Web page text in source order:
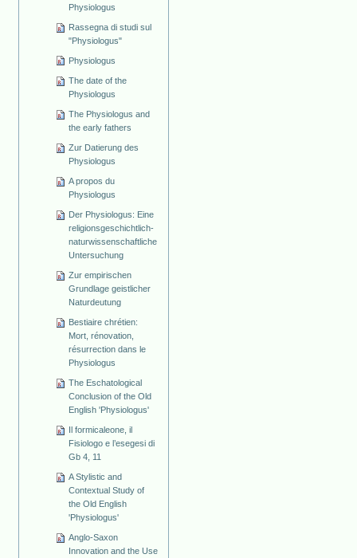
Physiologus
Rassegna di studi sul
"Physiologus"
Physiologus
The date of the
Physiologus
The Physiologus and
the early fathers
Zur Datierung des
Physiologus
A propos du
Physiologus
Der Physiologus: Eine
religionsgeschichtlich-
naturwissenschaftliche
Untersuchung
Zur empirischen
Grundlage geistlicher
Naturdeutung
Bestiaire chrétien:
Mort, rénovation,
résurrection dans le
Physiologus
The Eschatological
Conclusion of the Old
English 'Physiologus'
Il formicaleone, il
Fisiologo e l’esegesi di
Gb 4, 11
A Stylistic and
Contextual Study of
the Old English
'Physiologus'
Anglo-Saxon
Innovation and the Use